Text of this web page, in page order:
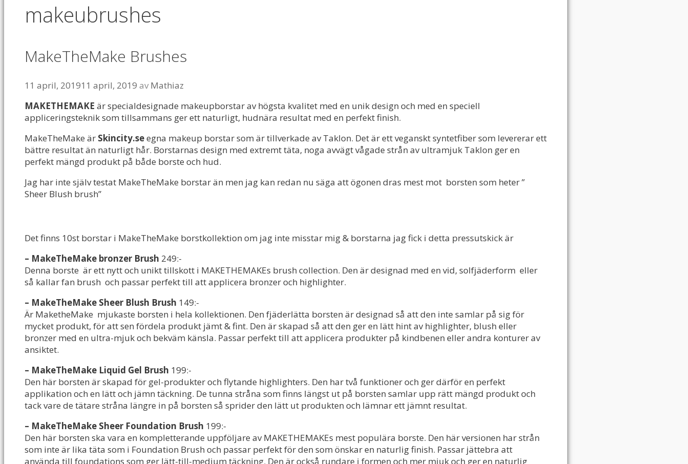
makeubrushes
MakeTheMake Brushes
11 april, 201911 april, 2019 avMathiaz
MAKETHEMAKE är specialdesignade makeupborstar av högsta kvalitet med en unik design och med en speciell
appliceringsteknik som tillsammans ger ett naturligt, hudnära resultat med en perfekt finish.
MakeTheMake är Skincity.seegna makeup borstar som är tillverkade av Taklon. Det är ett veganskt syntetfiber som levererar ett
bättre resultat än naturligt hår. Borstarnas design med extremt täta, noga avvägt vågade strån av ultramjuk Taklon ger en
perfekt mängd produkt på både borste och hud.
Jag har inte själv testat MakeTheMake borstar än men jag kan redan nu säga att ögonen dras mest mot borsten som heter ”
Sheer Blush brush”
Det finns 10st borstar i MakeTheMake borstkollektion om jag inte misstar mig & borstarna jag fick i detta pressutskick är
– MakeTheMake bronzer Brush 249:-
Denna borste är ett nytt och unikt tillskott i MAKETHEMAKEs brush collection. Den är designad med en vid, solfjäderform eller
så kallar fan brush och passar perfekt till att applicera bronzer och highlighter.
– MakeTheMake Sheer Blush Brush 149:-
Är MaketheMake mjukaste borsten i hela kollektionen. Den fjäderlätta borsten är designad så att den inte samlar på sig för
mycket produkt, för att sen fördela produkt jämt & fint. Den är skapad så att den ger en lätt hint av highlighter, blush eller
bronzer med en ultra-mjuk och bekväm känsla. Passar perfekt till att applicera produkter på kindbenen eller andra konturer av
ansiktet.
– MakeTheMake Liquid Gel Brush 199:-
Den här borsten är skapad för gel-produkter och flytande highlighters. Den har två funktioner och ger därför en perfekt
applikation och en lätt och jämn täckning. De tunna stråna som finns längst ut på borsten samlar upp rätt mängd produkt och
tack vare de tätare stråna längre in på borsten så sprider den lätt ut produkten och lämnar ett jämnt resultat.
– MakeTheMake Sheer Foundation Brush 199:-
Den här borsten ska vara en kompletterande uppföljare av MAKETHEMAKEs mest populära borste. Den här versionen har strån
som inte är lika täta som i Foundation Brush och passar perfekt för den som önskar en naturlig finish. Passar jättebra att
använda till foundations som ger lätt-till-medium täckning. Den är också rundare i formen och mer mjuk och ger en naturlig